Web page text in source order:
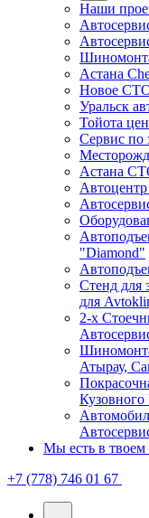
Наши
Астана
Новое СТО
Уральск
Тойота
Сервис по
Астана
"Diamond"
Стенд для
для
2-х
Атырау,
Мы есть в твоем
+7 (778) 746 01 67